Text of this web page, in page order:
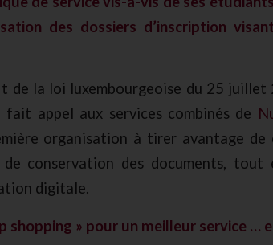
des dossiers d’inscription
la loi luxembourgeoise du 25 juillet
fait appel aux services combinés de
organisation à tirer avantage de
conservation des documents, tout
digitale.
shopping » pour un meilleur service …